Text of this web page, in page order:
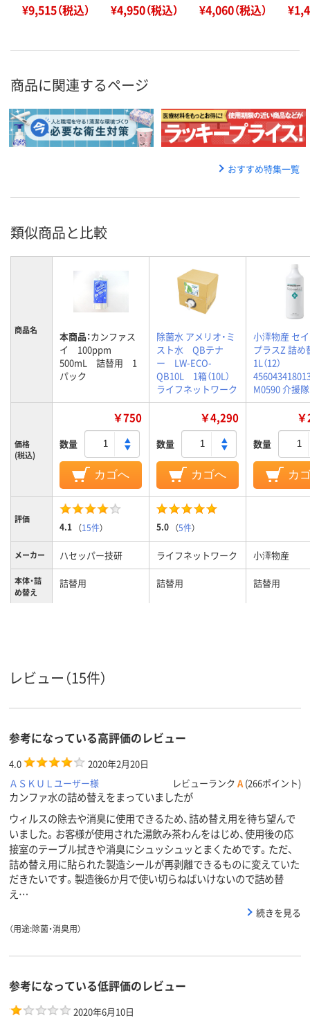
¥9,515（税込） ¥4,950（税込） ¥4,060（税込）
商品に関連するページ
おすすめ特集一覧
類似商品と比較
商品名 本商品：カンファス
イ 100ppm
500mL 詰替用 1
パック
除菌水 アメリオ・ミ
スト水 QBテナ
ー LW-ECO-
QB10L 1箱（10L）
ライフネットワーク
小澤物産 セ
プラスZ 詰め
1L（12）
M0590 介援隊
価格
(税込)
￥750
数量
カゴへ
￥4,290
数量
カゴへ
数量
カ
評価
4.1 （15件） 5.0 （5件）
メーカー ハセッパー技研 ライフネットワーク 小澤物産
本体・詰
め替え
詰替用 詰替用 詰替用
レビュー（15件）
参考になっている高評価のレビュー
4.0
2020年2月20日
ＡＳＫＵＬユーザー様
レビューランク A (266ポイント)
カンファ水の詰め替えをまっていましたが
ウィルスの除去や消臭に使用できるため、詰め替え用を待ち望んで
いました。お客様が使用された湯飲み茶わんをはじめ、使用後の応
接室のテーブル拭きや消臭にシュッシュッとまくためです。ただ、
詰め替え用に貼られた製造シールが再剥離できるものに変えていた
だきたいです。製造後6か月で使い切らねばいけないので詰め替
え…
続きを見る
（用途:除菌・消臭用）
参考になっている低評価のレビュー
2020年6月10日